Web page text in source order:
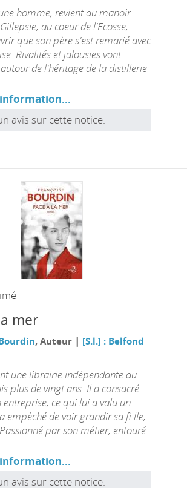
homme, revient au manoir
au coeur de l'Ecosse,
que son père s'est remarié avec
Rivalités et jalousies vont
de l'héritage de la distillerie
avis sur cette notice.
mer
, Auteur | [S.l.] : Belfond
une librairie indépendante au
plus de vingt ans. Il a consacré
entreprise, ce qui lui a valu un
empêché de voir grandir sa fi lle,
par son métier, entouré
avis sur cette notice.